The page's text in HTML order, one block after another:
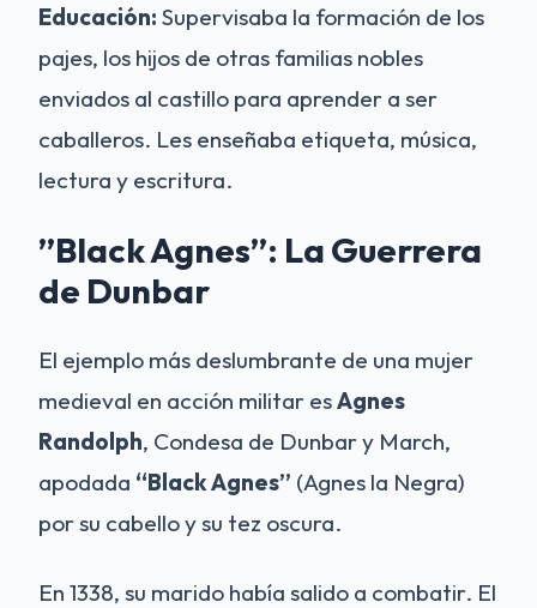
Educación: Supervisaba la formación de los
pajes, los hijos de otras familias nobles
enviados al castillo para aprender a ser
caballeros. Les enseñaba etiqueta, música,
lectura y escritura.
”Black Agnes”: La Guerrera
de Dunbar
El ejemplo más deslumbrante de una mujer
medieval en acción militar esAgnes
Randolph, Condesa de Dunbar y March,
apodada “Black Agnes” (Agnes la Negra)
por su cabello y su tez oscura.
En 1338, su marido había salido a combatir. El